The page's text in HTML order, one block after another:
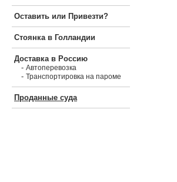
Оставить или Привезти?
Стоянка в Голландии
Доставка в Россию
- Автоперевозка
- Транспортировка на пароме
Проданные суда